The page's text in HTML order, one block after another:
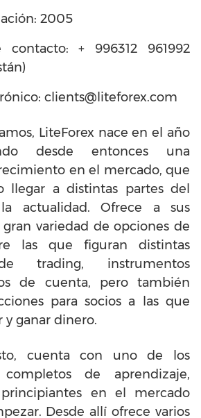
2005
contacto:+ 996312 961992
clients@liteforex.com
LiteForex nace en el año
desde entonces una
en el mercado, que
llegar a distintas partes del
actualidad. Ofrece a sus
variedad de opciones de
las que figuran distintas
trading, instrumentos
de cuenta, pero también
para socios a las que
y ganar dinero.
cuenta con uno de los
de aprendizaje,
en el mercado
Desde allí ofrece varios